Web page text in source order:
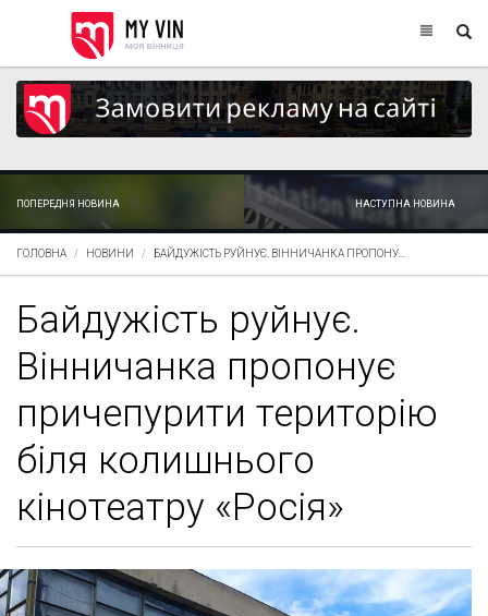
ПОПЕРЕДНЯ НОВИНА НАСТУПНА НОВИНА
ГОЛОВНА НОВИНИ БАЙДУЖІСТЬ РУЙНУЄ. ВІННИЧАНКА ПРОПОНУ...
Байдужість руйнує.
Вінничанка пропонує
причепурити територію
біля колишнього
кінотеатру «Росія»